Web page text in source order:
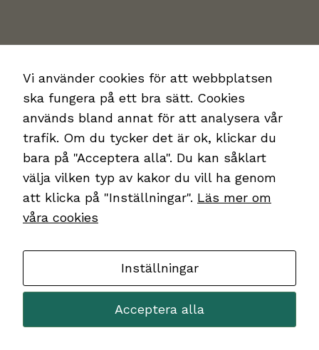
”CAN:s nationella
skolundersökning 2022 – Ungas
erfarenheter av alkohol, narkotika,
dopning, tobak och spel”
Vi använder cookies för att webbplatsen
ska fungera på ett bra sätt. Cookies
används bland annat för att analysera vår
trafik. Om du tycker det är ok, klickar du
bara på "Acceptera alla". Du kan såklart
välja vilken typ av kakor du vill ha genom
att klicka på "Inställningar". Läs mer om
våra cookies
Inställningar
Acceptera alla